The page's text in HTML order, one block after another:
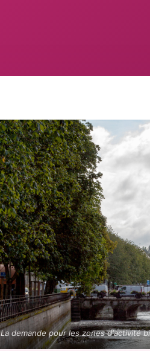
La demande pour les zones d'activité